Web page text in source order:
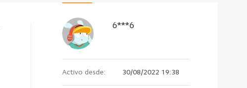
6***6
Activo desde: 30/08/2022 19:38